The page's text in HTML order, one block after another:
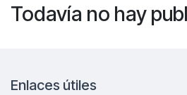
Todavía no hay
Enlaces útiles